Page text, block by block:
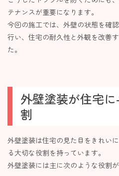
テナンスが重要になります。
今回の施工では、外壁の状態を確
行い、住宅の耐久性と外観を改善
た。
外壁塗装が住宅
割
外壁塗装は住宅の見た目をきれい
る大切な役割を持っています。
外壁塗装には主に次のような役割が